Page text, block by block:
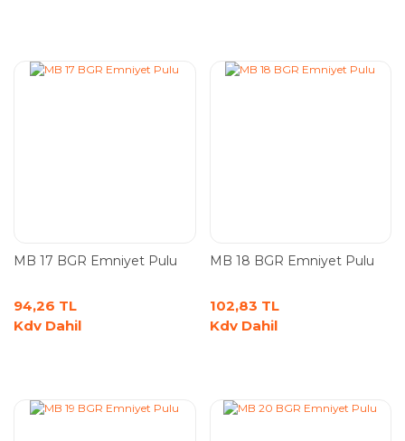
MB 17 BGR Emniyet Pulu
94,26 TL
Kdv Dahil
MB 18 BGR Emniyet Pulu
102,83 TL
Kdv Dahil